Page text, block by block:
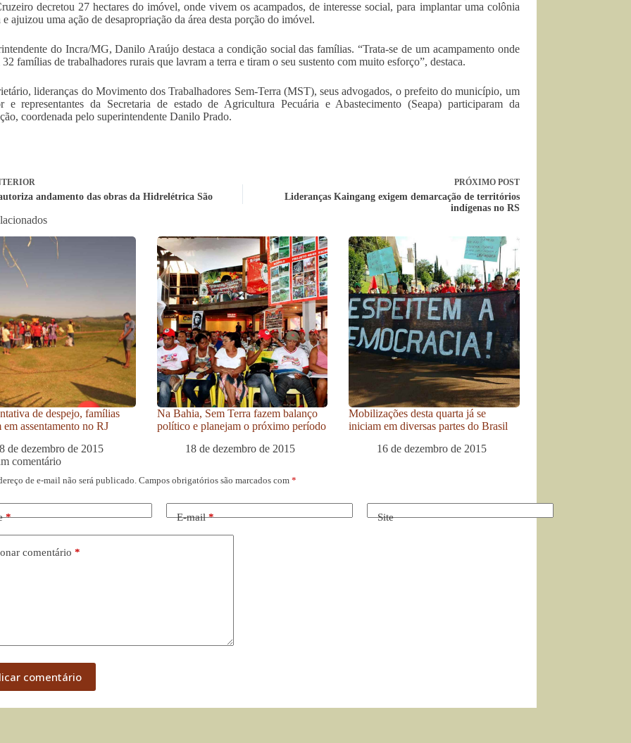
decretou 27 hectares do imóvel, onde vivem os acampados, de interesse social, para implantar uma colônia
ajuizou uma ação de desapropriação da área desta porção do imóvel.
do Incra/MG, Danilo Araújo destaca a condição social das famílias. “Trata-se de um acampamento onde
32 famílias de trabalhadores rurais que lavram a terra e tiram o seu sustento com muito esforço”, destaca.
lideranças do Movimento dos Trabalhadores Sem-Terra (MST), seus advogados, o prefeito do município, um
e representantes da Secretaria de estado de Agricultura Pecuária e Abastecimento (Seapa) participaram da
coordenada pelo superintendente Danilo Prado.
andamento das obras da Hidrelétrica São
PRÓXIMO POST
Lideranças Kaingang exigem demarcação de territórios
indígenas no RS
de despejo, famílias
em assentamento no RJ
de dezembro de 2015
Na Bahia, Sem Terra fazem balanço
político e planejam o próximo período
18 de dezembro de 2015
Mobilizações desta quarta já se
iniciam em diversas partes do Brasil
16 de dezembro de 2015
comentário
de e-mail não será publicado. Campos obrigatórios são marcados com *
* E-mail* Site
comentário *
comentário